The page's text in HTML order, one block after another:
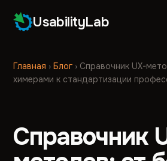
UsabilityLab
Главная ›Блог › Справочник UX-
химерами к стандартизации
Справочник